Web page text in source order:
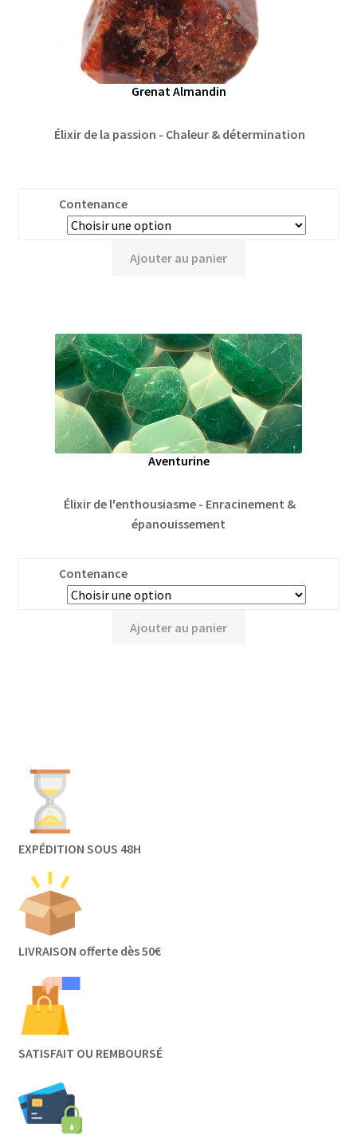
Grenat Almandin
Élixir de la passion - Chaleur & détermination
Contenance
Ajouter au panier
Aventurine
Élixir de l'enthousiasme - Enracinement &
épanouissement
Contenance
Ajouter au panier
EXPÉDITION SOUS 48H
LIVRAISON offerte dès 50€
SATISFAIT OU REMBOURSÉ